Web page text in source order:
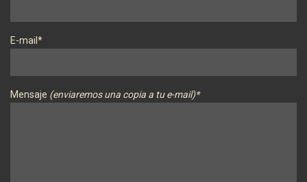
E-mail*
Mensaje (enviaremos una copia a tu e-mail)*